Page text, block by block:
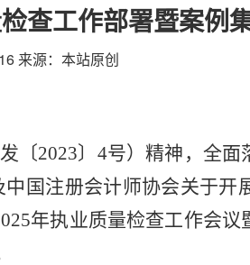
查工作部署暨案例
来源：本站原创
〔2023〕4号）精神，全
国注册会计师协会关于开
年执业质量检查工作会